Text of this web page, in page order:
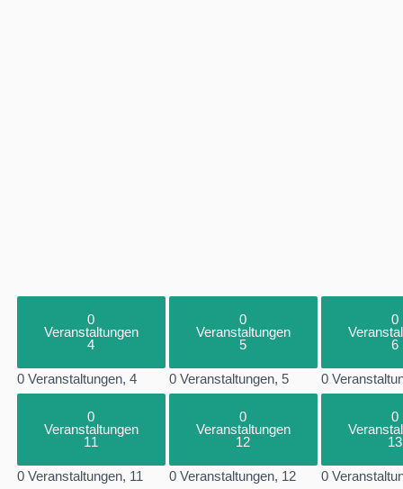
0
Veranstaltungen
4
0 Veranstaltungen, 4
0
Veranstaltungen
5
0 Veranstaltungen, 5
0
6
0
0
Veranstaltungen
11
0 Veranstaltungen, 11
0
Veranstaltungen
12
0 Veranstaltungen, 12
0
13
0